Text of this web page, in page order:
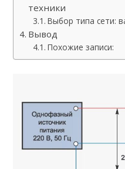
техники
Выбор типа сети:
Вывод
Похожие записи: